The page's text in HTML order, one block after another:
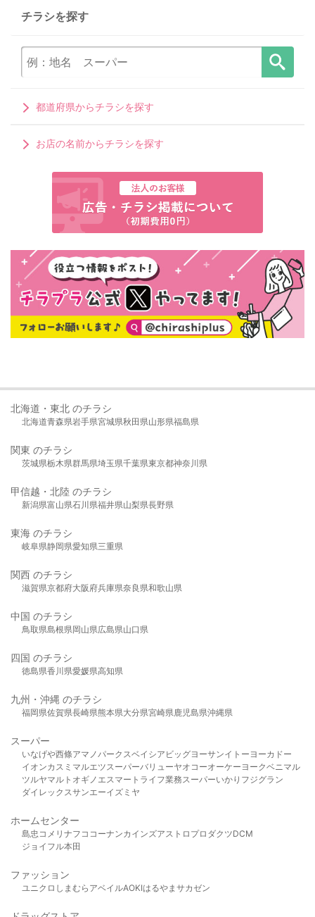
チラシを探す
都道府県からチラシを探す
お店の名前からチラシを探す
北海道・東北 のチラシ
北海道青森県岩手県宮城県秋田県山形県福島県
関東 のチラシ
茨城県栃木県群馬県埼玉県千葉県東京都神奈川県
甲信越・北陸 のチラシ
新潟県富山県石川県福井県山梨県長野県
東海 のチラシ
岐阜県静岡県愛知県三重県
関西 のチラシ
滋賀県京都府大阪府兵庫県奈良県和歌山県
中国 のチラシ
鳥取県島根県岡山県広島県山口県
四国 のチラシ
徳島県香川県愛媛県高知県
九州・沖縄 のチラシ
福岡県佐賀県長崎県熊本県大分県宮崎県鹿児島県沖縄県
スーパー
いなげや西條アマノパークスベイシア ビッグヨーサンイトーヨーカドー
イオンカスミ マルエツスーパーバリューヤオコーオーケー ヨークベニマル
ツルヤマルト オギノ エスマート ライフ業務スーパーいかり フジグラン
ダイレックスサンエーイズミヤ
ホームセンター
島忠 コメリ ナフコ コーナンカインズアストロプロダクツDCM
ジョイフル本田
ファッション
ユニクロ しまむら アベイルAOKIはるやま サカゼン